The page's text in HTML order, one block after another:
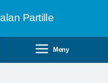
Partille
Meny